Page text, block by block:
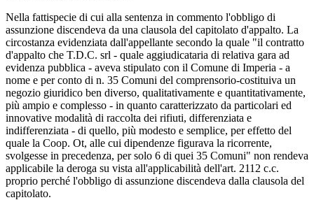
Nella fattispecie di cui alla sentenza in commento l'obbligo di
assunzione discendeva da una clausola del capitolato d'appalto. La
circostanza evidenziata dall'appellante secondo la quale "il contratto
d'appalto che T.D.C. srl - quale aggiudicataria di relativa gara ad
evidenza pubblica - aveva stipulato con il Comune di Imperia - a
nome e per conto di n. 35 Comuni del comprensorio-costituiva un
negozio giuridico ben diverso, qualitativamente e quantitativamente,
più ampio e complesso - in quanto caratterizzato da particolari ed
innovative modalità di raccolta dei rifiuti, differenziata e
indifferenziata - di quello, più modesto e semplice, per effetto del
quale la Coop. Ot, alle cui dipendenze figurava la ricorrente,
svolgesse in precedenza, per solo 6 di quei 35 Comuni" non rendeva
applicabile la deroga su vista all'applicabilità dell'art. 2112 c.c.
proprio perché l'obbligo di assunzione discendeva dalla clausola del
capitolato.